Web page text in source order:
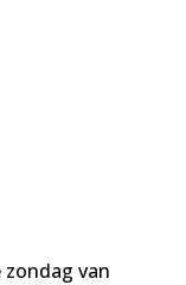
zondag van